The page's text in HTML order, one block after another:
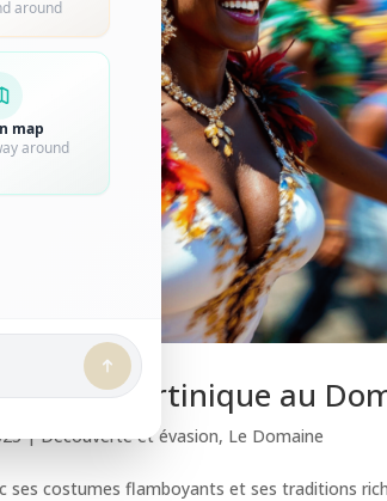
de Martinique au
|Découverte et évasion, Le Domaine
ses costumes flamboyants et ses traditions